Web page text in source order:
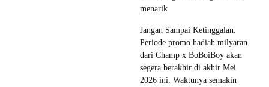
menarik
Jangan Sampai Ketinggalan.
Periode promo hadiah milyaran
dari Champ x BoBoiBoy akan
segera berakhir di akhir Mei
2026 ini. Waktunya semakin